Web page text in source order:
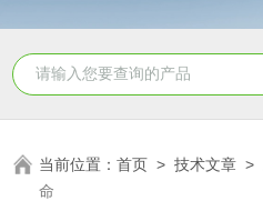
当前位置：首页 >技术文章 >
命